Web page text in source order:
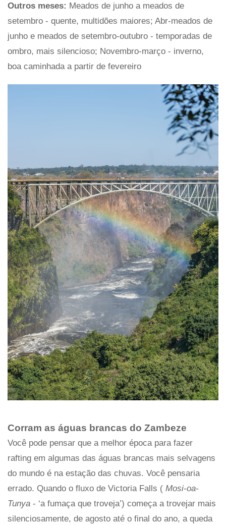
Outros meses: Meados de junho a meados de
setembro - quente, multidões maiores; Abr-meados de
junho e meados de setembro-outubro - temporadas de
ombro, mais silencioso; Novembro-março - inverno,
boa caminhada a partir de fevereiro
Corram as águas brancas do Zambeze
Você pode pensar que a melhor época para fazer
rafting em algumas das águas brancas mais selvagens
do mundo é na estação das chuvas. Você pensaria
errado. Quando o fluxo de Victoria Falls ( Mosi-oa-
Tunya - ‘a fumaça que troveja’) começa a trovejar mais
silenciosamente, de agosto até o final do ano, a queda